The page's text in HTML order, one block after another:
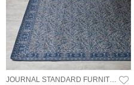
JOURNAL STANDARD FURNITURE